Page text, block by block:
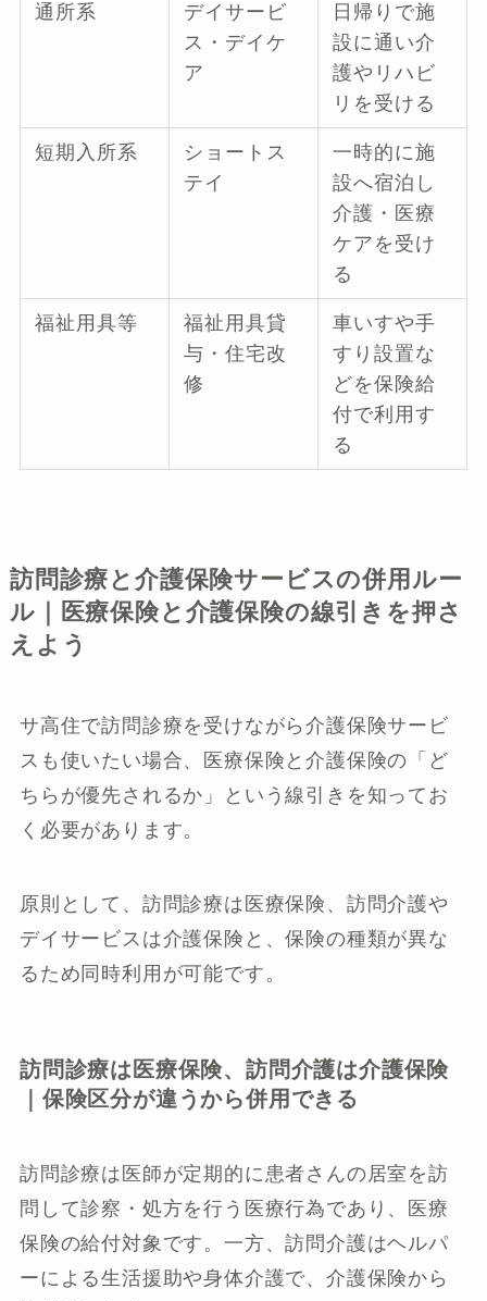
通所系
デイサービ
ス・デイケ
ア
日帰りで施
設に通い介
護やリハビ
リを受ける
短期入所系
ショートス
テイ
一時的に施
設へ宿泊し
介護・医療
ケアを受け
る
福祉用具等
福祉用具貸
与・住宅改
修
車いすや手
すり設置な
どを保険給
付で利用す
る
訪問診療と介護保険サービスの併用ルー
ル｜医療保険と介護保険の線引きを押さ
えよう
サ高住で訪問診療を受けながら介護保険サービ
スも使いたい場合、医療保険と介護保険の「ど
ちらが優先されるか」という線引きを知ってお
く必要があります。
原則として、訪問診療は医療保険、訪問介護や
デイサービスは介護保険と、保険の種類が異な
るため同時利用が可能です。
訪問診療は医療保険、訪問介護は介護保険
｜保険区分が違うから併用できる
訪問診療は医師が定期的に患者さんの居室を訪
問して診察・処方を行う医療行為であり、医療
保険の給付対象です。一方、訪問介護はヘルパ
ーによる生活援助や身体介護で、介護保険から